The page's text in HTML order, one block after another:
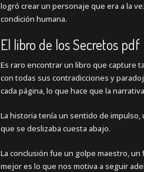
logró crear un personaje que era a la
condición humana.
El libro de los Secretos pdf
Es raro encontrar un libro que capture
con todas sus contradicciones y
cada página, lo que hace que la
La historia tenía un sentido de
que se deslizaba cuesta abajo.
La conclusión fue un golpe maestro,
mejor es lo que nos motiva a seguir